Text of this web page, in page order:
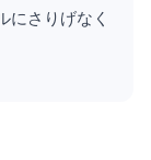
にさりげなく